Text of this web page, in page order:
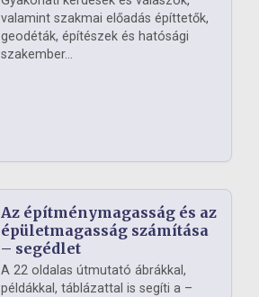
valamint szakmai előadás építtetők,
geodéták, építészek és hatósági
szakember...
Az építménymagasság és az
épületmagasság számítása
– segédlet
A 22 oldalas útmutató ábrákkal,
példákkal, táblázattal is segíti a –